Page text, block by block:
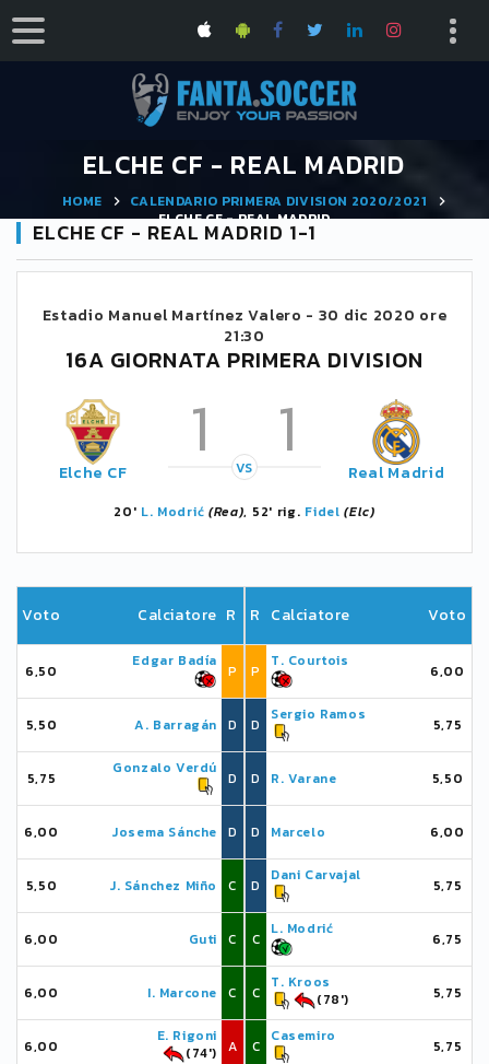
ELCHE CF - REAL MADRID
HOME
CALENDARIO PRIMERA DIVISION 2020/2021
ELCHE CF - REAL MADRID
ELCHE CF - REAL MADRID 1-1
Estadio Manuel Martínez Valero - 30 dic 2020 ore
21:30
16A GIORNATA PRIMERA DIVISION
Elche CF 1 1
VS Real Madrid
20' L. Modrić (Rea), 52' rig. Fidel (Elc)
Voto Calciatore R
6,50
Edgar Badía
P
5,50 A. Barragán D
5,75
Gonzalo Verdú
D
6,00 Josema Sánche D
5,50 J. Sánchez Miño C
6,00 Guti C
6,00 I. Marcone C
6,00
E. Rigoni
(74')
A
R Calciatore Voto
P
T. Courtois
6,00
D
Sergio Ramos
5,75
D R. Varane 5,50
D Marcelo 6,00
D
Dani Carvajal
5,75
C
L. Modrić
6,75
C
T. Kroos
(78')
5,75
C
Casemiro
5,75